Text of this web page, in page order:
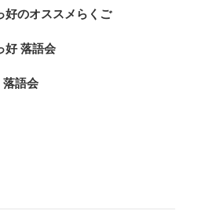
好のオススメらくご
好 落語会
語会